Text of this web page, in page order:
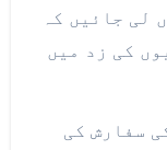
لی جائیں کہ
کی زد میں
سفارش کی